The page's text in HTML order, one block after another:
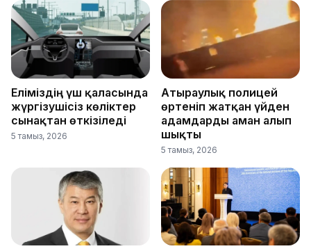
Еліміздің үш қаласында
жүргізушісіз көліктер
сынақтан өткізіледі
5 тамыз, 2026
Атыраулық полицей
өртеніп жатқан үйден
адамдарды аман алып
шықты
5 тамыз, 2026